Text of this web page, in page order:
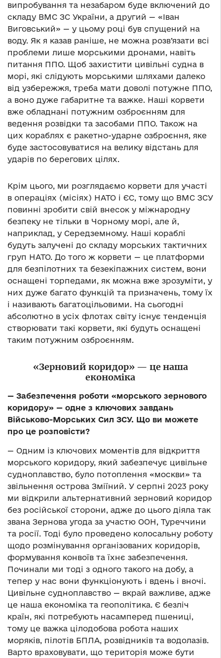
випробування та незабаром буде включений до
складу ВМС ЗС України, а другий — «Іван
Виговський» — у цьому році був спущений на
воду. Як я казав раніше, не можна розв’язати всі
проблеми лише морськими дронами, навіть
питання ППО. Щоб захистити цивільні судна в
морі, які слідують морськими шляхами далеко
від узбережжя, треба мати доволі потужне ППО,
а воно дуже габаритне та важке. Наші корвети
вже обладнані потужним озброєнням для
ведення розвідки та засобами ППО. Також на
цих кораблях є ракетно-ударне озброєння, яке
буде застосовуватися на велику відстань для
ударів по берегових цілях.
Крім цього, ми розглядаємо корвети для участі
в операціях (місіях) НАТО і ЄС, тому що ВМС ЗСУ
повинні зробити свій внесок у міжнародну
безпеку не тільки в Чорному морі, але й,
наприклад, у Середземному. Наші кораблі
будуть залучені до складу морських тактичних
груп НАТО. До того ж корвети — це платформи
для безпілотних та безекіпажних систем, вони
оснащені торпедами, як можна вже зрозуміти, у
них дуже багато функцій та призначень, тому їх
і називають багатоцільовими. На сьогодні
абсолютно в усіх флотах світу існує тенденція
створювати такі корвети, які будуть оснащені
таким потужним озброєнням.
«Зерновий коридор» — це наша
економіка
— Забезпечення роботи «морського зернового
коридору» — одне з ключових завдань
Військово-Морських Сил ЗСУ. Що ви можете
про це розповісти?
— Одним із ключових моментів для відкриття
морського коридору, який забезпечує цивільне
судноплавство, було потоплення «москви» та
звільнення острова Зміїний. У серпні 2023 року
ми відкрили альтернативний зерновий коридор
без російської сторони, адже до цього діяла так
звана Зернова угода за участю ООН, Туреччини
та росії. Тоді було проведено колосальну роботу
щодо розмінування організованих коридорів,
формування конвоїв та їхнє забезпечення.
Починали ми тоді з одного такого на добу, а
тепер у нас вони функціонують і вдень і вночі.
Цивільне судноплавство — вкрай важливе, адже
це наша економіка та геополітика. Є безліч
країн, які потребують насамперед пшениці,
тому це важка цілодобова робота наших
моряків, пілотів БПЛА, розвідників та водолазів.
Варто враховувати, що територія може бути